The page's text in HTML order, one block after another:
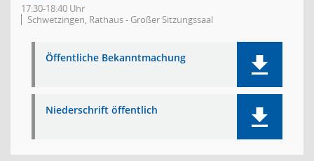
17:30-18:40 Uhr
Schwetzingen, Rathaus - Großer Sitzungssaal
Öffentliche Bekanntmachung
Niederschrift öffentlich